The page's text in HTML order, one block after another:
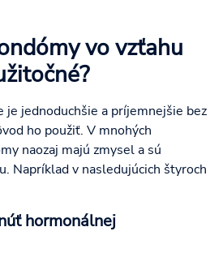
vo vzťahu
je jednoduchšie a príjemnejšie bez
ho použiť. V mnohých
naozaj majú zmysel a sú
Napríklad v nasledujúcich štyroch
hormonálnej